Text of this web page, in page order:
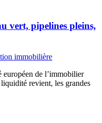
vert, pipelines pleins,
immobilière
européen de l’immobilier
revient, les grandes